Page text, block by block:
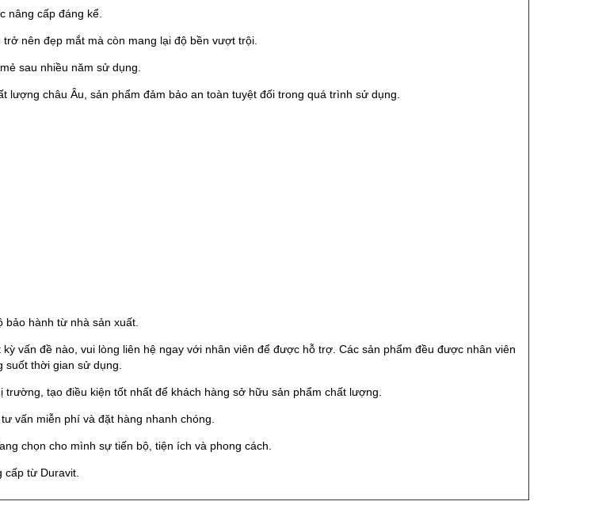
nâng cấp đáng kể.
nên đẹp mắt mà còn mang lại độ bền vượt trội.
sau nhiều năm sử dụng.
lượng châu Âu, sản phẩm đảm bảo an toàn tuyệt đối trong quá trình sử dụng.
hành từ nhà sản xuất.
vấn đề nào, vui lòng liên hệ ngay với nhân viên để được hỗ trợ. Các sản phẩm đều được nhân viên
thời gian sử dụng.
tạo điều kiện tốt nhất để khách hàng sở hữu sản phẩm chất lượng.
vấn miễn phí và đặt hàng nhanh chóng.
chọn cho mình sự tiến bộ, tiện ích và phong cách.
từ Duravit.